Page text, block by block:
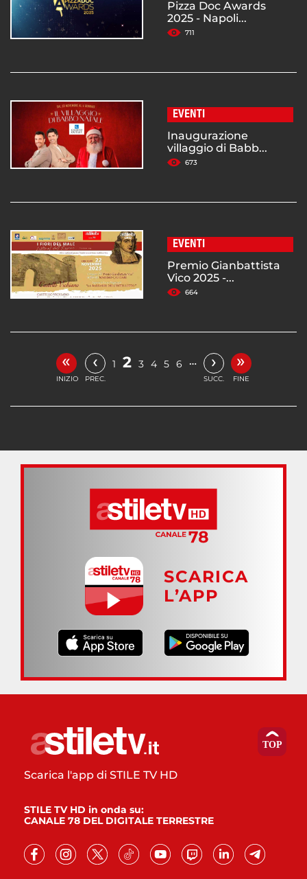
Pizza Doc Awards
2025 - Napoli...
711
EVENTI
Inaugurazione
villaggio di Babb...
673
EVENTI
Premio Gianbattista
Vico 2025 -...
664
«
INIZIO
‹
PREC.
1 2 3 4 5 6 … ›
SUCC.
»
FINE
SCARICA
L’APP
Scarica l'app di STILE TV HD
STILE TV HD in onda su:
CANALE 78 DEL DIGITALE TERRESTRE